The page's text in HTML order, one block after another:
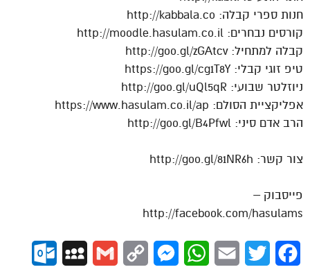
חנות ספרי קבלה: http://kabbala.co
קורסים נבחרים: http://moodle.hasulam.co.il
קבלה למתחיל: http://goo.gl/zGAtcv
טיפ זוגי קבלי: https://goo.gl/cg1T8Y
ניוזלטר שבועי: http://goo.gl/uQl5qR
אפליקציית הסולם: https://www.hasulam.co.il/ap
הרב אדם סיני: http://goo.gl/B4Pfwl
צור קשר: http://goo.gl/81NR6h
פייסבוק –
http://facebook.com/hasulams
Facebook
Twitter
Email
WhatsApp
Messenger
Copy
Gmail
MySpace